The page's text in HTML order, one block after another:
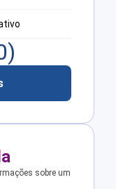
)
sobre um